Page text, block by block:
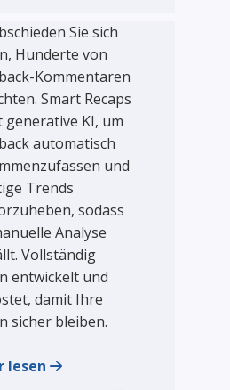
Sie sich
Hunderte von
Kommentaren
Smart Recaps
generative KI, um
automatisch
und
Trends
sodass
Analyse
Vollständig
entwickelt und
damit Ihre
sicher bleiben.
lesen